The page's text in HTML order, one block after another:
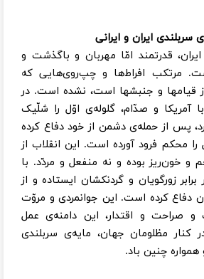
سربلندی ایران و ایرانی
قدرتمند امّا مهربان و باگذشت و
مرتکب افراط‌ها و چپ‌روی‌هایی که
قیامها و جنبشها است، نشده است. در
آمریکا و صدّام، گلوله‌ی اوّل را شلّیک
پس ‌از حمله‌ی دشمن از خود دفاع کرده
محکم فرود آورده است. این انقلاب از
و خون‌ریز بوده و نه منفعل و مردّد. با
زورگویان و گردنکشان ایستاده و از
دفاع کرده است. این جوانمردی و مروّت
و صراحت و اقتدار، این دامنه‌ی عمل
کنار مظلومان جهان، مایه‌ی سربلندی
همواره چنین باد.